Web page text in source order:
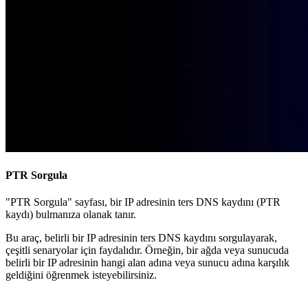
PTR Sorgula
"PTR Sorgula" sayfası, bir IP adresinin ters DNS kaydını (PTR
kaydı) bulmanıza olanak tanır.
Bu araç, belirli bir IP adresinin ters DNS kaydını sorgulayarak,
çeşitli senaryolar için faydalıdır. Örneğin, bir ağda veya sunucuda
belirli bir IP adresinin hangi alan adına veya sunucu adına karşılık
geldiğini öğrenmek isteyebilirsiniz.